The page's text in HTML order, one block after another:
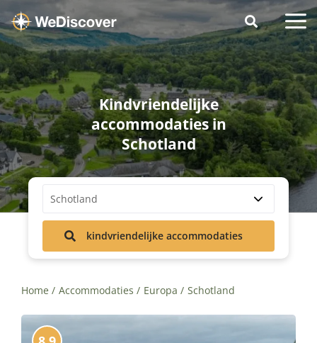
Kindvriendelijke
accommodaties in
Schotland
Schotland
kindvriendelijke accommodaties
Home Accommodaties Europa Schotland